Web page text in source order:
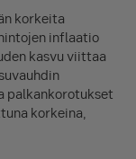
korkeita
inflaatio
kasvu viittaa
palkankorotukset
korkeina,